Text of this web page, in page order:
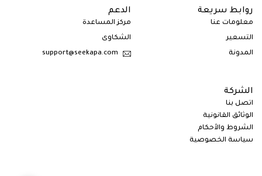
روابط سريعة
معلومات عنا
التسعير
المدونة
الدعم
مركز المساعدة
الشكاوى
support@seekapa.com
الشركة
اتصل بنا
الوثائق القانونية
الشروط والأحكام
سياسة الخصوصية